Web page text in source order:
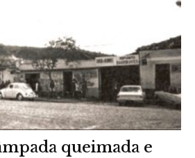
queimada e